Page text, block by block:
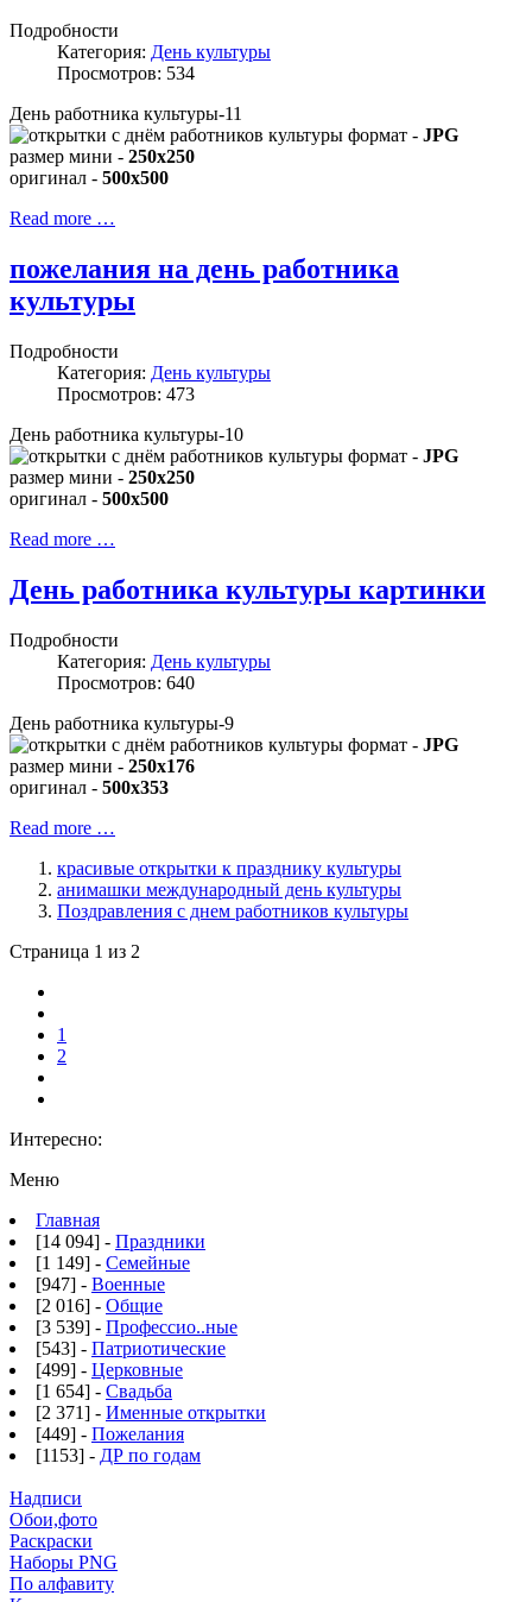
Подробности
Категория: День культуры
Просмотров: 534
День работника культуры-11
формат - JPG
размер мини - 250x250
оригинал - 500x500
Read more …
пожелания на день работника
культуры
Подробности
Категория: День культуры
Просмотров: 473
День работника культуры-10
формат - JPG
размер мини - 250x250
оригинал - 500x500
Read more …
День работника культуры картинки
Подробности
Категория: День культуры
Просмотров: 640
День работника культуры-9
формат - JPG
размер мини - 250x176
оригинал - 500x353
Read more …
красивые открытки к празднику культуры
анимашки международный день культуры
Поздравления с днем работников культуры
Страница 1 из 2
1
2
Интересно:
Меню
Главная
[14 094] - Праздники
[1 149] - Семейные
[947] - Военные
[2 016] - Общие
[3 539] - Профессио..ные
[543] - Патриотические
[499] - Церковные
[1 654] - Свадьба
[2 371] - Именные открытки
[449] - Пожелания
[1153] - ДР по годам
Надписи
Обои,фото
Раскраски
Наборы PNG
По алфавиту